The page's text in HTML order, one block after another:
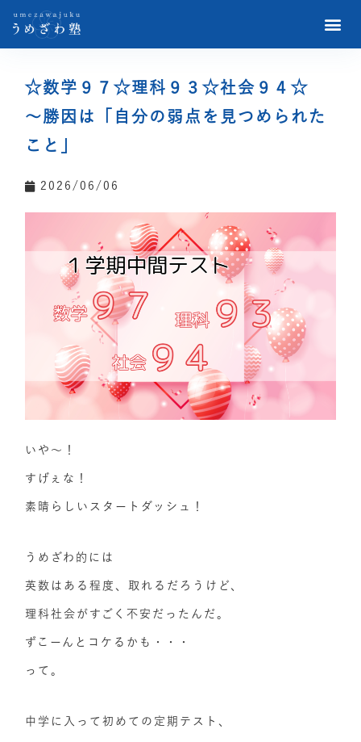
☆数学９７☆理科９３☆社会９４☆
～勝因は「自分の弱点を見つめられた
こと」
2026/06/06
いや～！
すげぇな！
素晴らしいスタートダッシュ！
うめざわ的には
英数はある程度、取れるだろうけど、
理科社会がすごく不安だったんだ。
ずこーんとコケるかも・・・
って。
中学に入って初めての定期テスト、